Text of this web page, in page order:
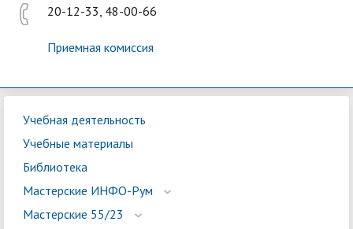
20-12-33, 48-00-66
Приемная комиссия
Учебная деятельность
Учебные материалы
Библиотека
Мастерские ИНФО-Рум
Мастерские 55/23